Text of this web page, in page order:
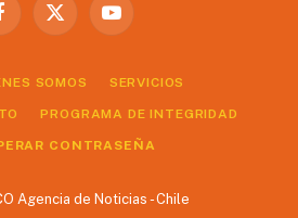
X
YouTube
SOMOS SERVICIOS
PROGRAMA DE INTEGRIDAD
CONTRASEÑA
Agencia de Noticias - Chile